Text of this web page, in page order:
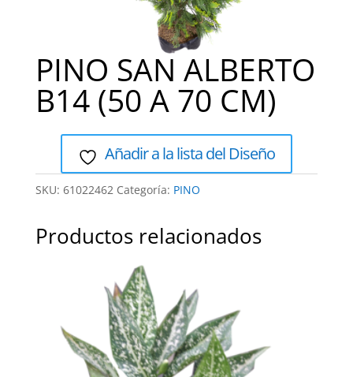
PINO SAN ALBERTO
B14 (50 A 70 CM)
Añadir a la lista del Diseño
SKU: 61022462 Categoría: PINO
Productos relacionados